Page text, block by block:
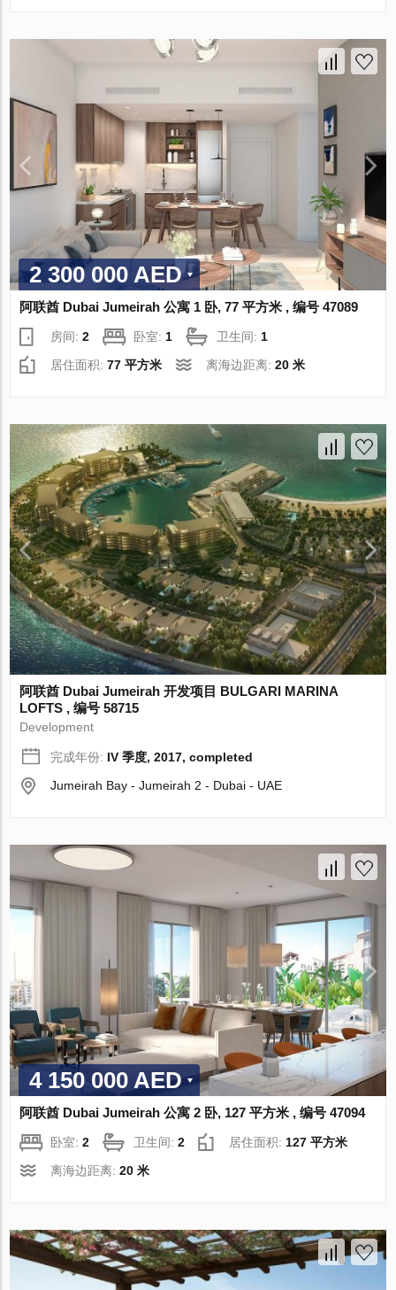
2 300 000 AED
阿联酋 Dubai Jumeirah 公寓 1 卧, 77 平方米 , 编号 47089
房间:2 卧室: 1 卫生间: 1
居住面积:77 平方米 离海边距离:20 米
阿联酋 Dubai Jumeirah 开发项目 BULGARI MARINA
LOFTS , 编号 58715
Development
完成年份: IV 季度, 2017, completed
Jumeirah Bay - Jumeirah 2 - Dubai - UAE
4 150 000 AED
阿联酋 Dubai Jumeirah 公寓 2 卧, 127 平方米 , 编号 47094
卧室:2 卫生间:2 居住面积: 127 平方米
离海边距离:20 米